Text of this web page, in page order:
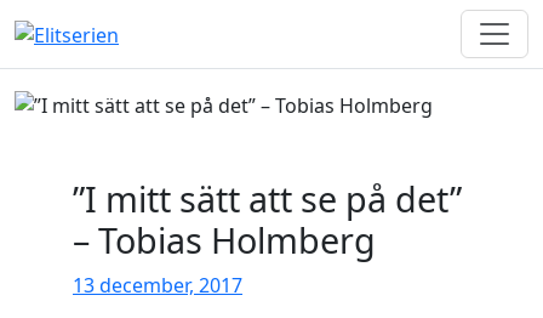
Skip to content
”I mitt sätt att se på det”
– Tobias Holmberg
13 december, 2017